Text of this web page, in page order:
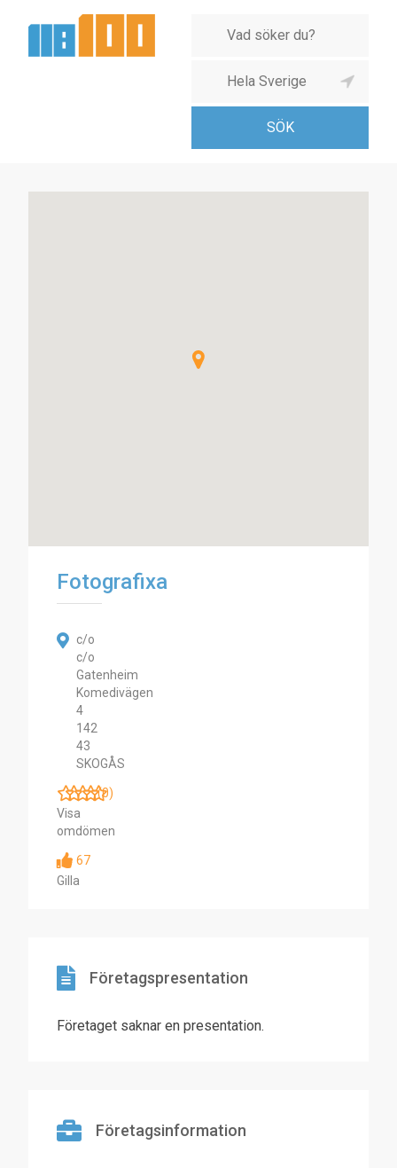
Fotografixa
c/o
c/o
Gatenheim
Komedivägen
4
142
43
SKOGÅS
(0)
Visa
omdömen
67
Gilla
Företagspresentation
Företaget saknar en presentation.
Företagsinformation